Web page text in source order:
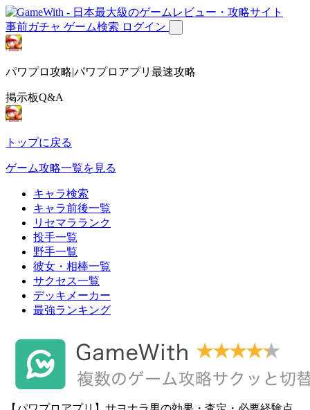
事前ガチャ ゲーム検索 ログイン
パワプロ攻略|パワプロアプリ最速攻略
掲示板Q&A
トップに戻る
ゲーム攻略一覧を見る
キャラ検索
キャラ前後一覧
リセマラランク
投手一覧
野手一覧
彼女・相棒一覧
サクセス一覧
デッキメーカー
最強ランキング